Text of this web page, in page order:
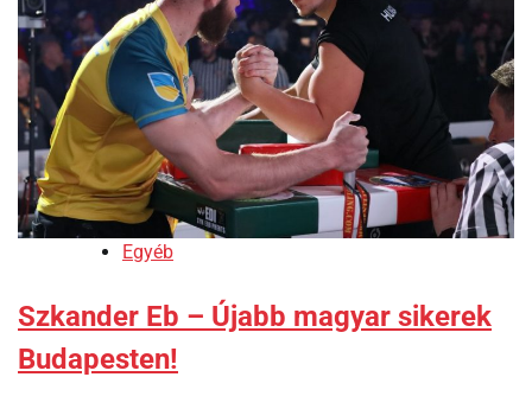
Egyéb
Szkander Eb – Újabb magyar sikerek
Budapesten!